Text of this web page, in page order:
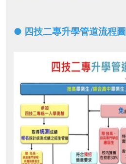
● 四技二專升學管道流程圖